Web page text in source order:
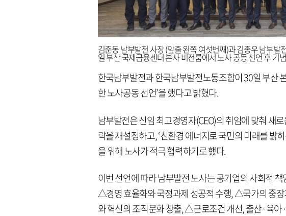
김준동 남부발전 사장 (앞줄 왼쪽 여섯번째)과 김종우 남부
일 부산 국제금융센터 본사 비전룸에서 노사 공동 선언 후 기
한국남부발전과 한국남부발전노동조합이 30일 부산
한 노사공동 선언’을 했다고 밝혔다.
남부발전은 신임 최고경영자(CEO)의 취임에 맞춰 새
략을 재설정하고, ‘친환경 에너지로 국민의 미래를 밝
을 위해 노사가 적극 협력하기로 했다.
이번 선언에 따라 남부발전 노사는 공기업의 사회적
△경영 효율화와 국정과제 성공적 수행, △국가의 중
와 혁신의 조직문화 창출, △근로조건 개선, 출산·육